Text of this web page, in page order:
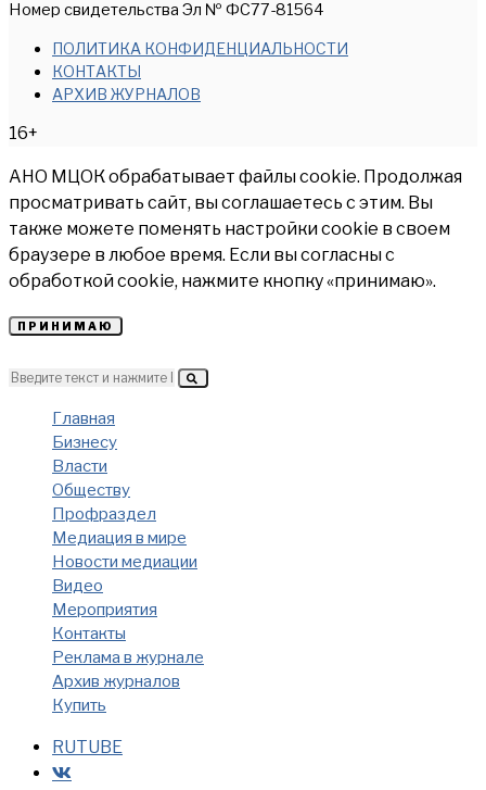
Номер свидетельства Эл № ФС77-81564
ПОЛИТИКА КОНФИДЕНЦИАЛЬНОСТИ
КОНТАКТЫ
АРХИВ ЖУРНАЛОВ
16+
АНО МЦОК обрабатывает файлы cookie. Продолжая
просматривать сайт, вы соглашаетесь с этим. Вы
также можете поменять настройки cookie в своем
браузере в любое время. Если вы согласны с
обработкой cookie, нажмите кнопку «принимаю».
ПРИНИМАЮ
Главная
Бизнесу
Власти
Обществу
Профраздел
Медиация в мире
Новости медиации
Видео
Мероприятия
Контакты
Реклама в журнале
Архив журналов
Купить
RUTUBE